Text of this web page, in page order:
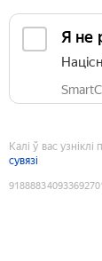
Я не
Калі ў вас
сувязі